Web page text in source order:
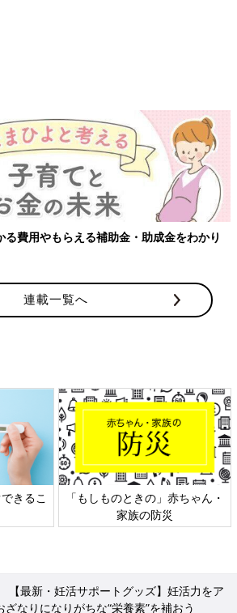
費用やもらえる補助金・助成金をわかり
連載一覧へ
きるこ
「もしものときの」赤ちゃん・
家族の防災
【最新・妊活サポートグッズ】妊活力をア
なりになりがちな“栄養素”を補おう